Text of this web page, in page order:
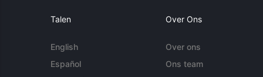
Talen
English
Español
Over Ons
Over ons
Ons team